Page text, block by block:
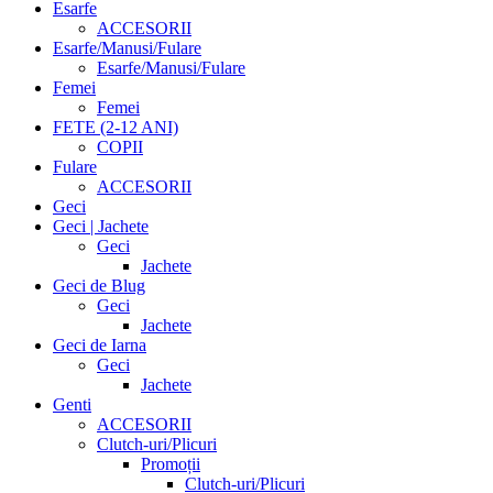
Esarfe
ACCESORII
Esarfe/Manusi/Fulare
Esarfe/Manusi/Fulare
Femei
Femei
FETE (2-12 ANI)
COPII
Fulare
ACCESORII
Geci
Geci | Jachete
Geci
Jachete
Geci de Blug
Geci
Jachete
Geci de Iarna
Geci
Jachete
Genti
ACCESORII
Clutch-uri/Plicuri
Promoții
Clutch-uri/Plicuri